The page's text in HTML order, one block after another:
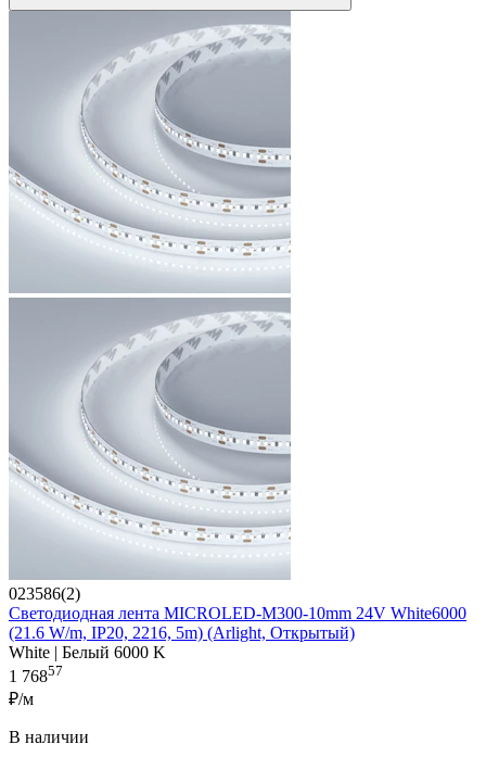
023586(2)
Светодиодная лента MICROLED-M300-10mm 24V White6000
(21.6 W/m, IP20, 2216, 5m) (Arlight, Открытый)
White | Белый 6000 K
1 76857
₽/м
В наличии